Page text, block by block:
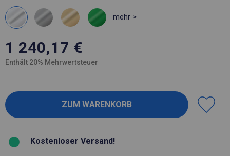
mehr >
1 240,17 €
Enthält 20% Mehrwertsteuer
Kostenloser Versand!